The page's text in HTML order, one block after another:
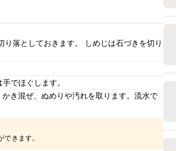
落としておきます。 しめじは石づきを切り
でほぐします。
き混ぜ、ぬめりや汚れを取ります。流水で
きます。